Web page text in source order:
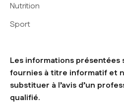
Nutrition
Sport
Les informations présentées
fournies à titre informatif et
substituer à l’avis d’un
qualifié.